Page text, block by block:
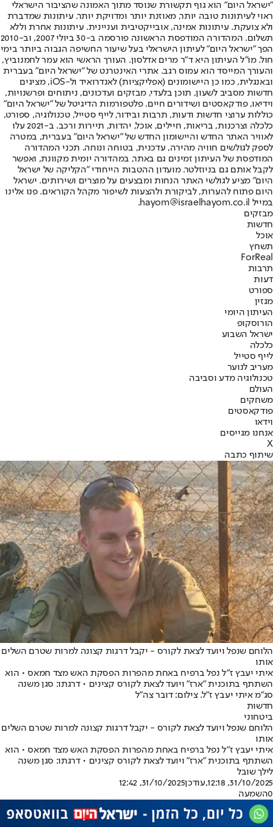
"ישראל היום" הוא גוף תקשורת שנוסד מתוך האמונה שהציבור הישראלי
ראוי לעיתונות טובה יותר, מאוזנת יותר ומדויקת יותר. עיתונות שמדברת
ולא צועקת. עיתונות אמינה, אובייקטיבית ועניינית. עיתונות אחרת וללא
תשלום. המהדורה המודפסת הראשונה פורסמה ב-30 ביולי 2007, וב-2010
הפך "ישראל היום" לעיתון הישראלי בעל שיעור החשיפה הגבוה ביותר בימי
חול. מו"ל העיתון היא ד"ר מרים אדלסון. העורך הראשי הוא עמר לחמנוביץ,
והעורך המייסד הוא עמוס רגב. אתרי האינטרנט של "ישראל היום" בעברית
ובאנגלית, כמו כן היישומונים (אפליקציות) לאנדרואיד ול-iOS, מציגים
חדשות מסביב לשעון, תוכן בלעדי, מבזקים ועדכונים, ניתוחים ופרשנויות,
וידיאו, פודקאסטים ושידורים חיים. פלטפורמות הדיגיטל של "ישראל היום"
כוללות ערוצי חדשות ודעות, תרבות ובידור, לייף סטייל, טכנולוגיה, ספורט,
כלכלה וצרכנות, בריאות, חיילים, אוכל, יהדות, תיירות ורכב. ב-2021 עלו
לאוויר האתר החדש והיישומון החדש של "ישראל היום" בעברית, במטרה
לספק לגולשים חוויה מהירה, עדכנית, בטוחה ונוחה. תכני המהדורה
המודפסת של העיתון זמינים גם באתר, במהדורה יומית מקוונת, ואפשר
לקבל אותם גם בניוזלטר. מועדון ההטבות הייחודי "הקליקה של ישראל
היום" מציע לגולשי האתר הנחות ומבצעים על מוצרים ושירותים. ישראל
היום פתוח להערות, לביקורת ולהצעות לשיפור מקהל הקוראים. פנו אלינו
במייל hayom@israelhayom.co.il.
מבזקים
חדשות
אוכל
תשחץ
ForReal
תרבות
דעות
ספורט
מגזין
העיתון היומי
הורוסקופ
ישראל השבוע
כלכלה
לייף סטייל
מעריב לנוער
טכנולוגיה מדע וסביבה
העולם
משחקים
פודקאסטים
וידאו
אנחנו מגייסים
X
שיתוף כתבה
הלוחם שנפל ויועד לצאת לקורס - יקבל דרגות קצונה למרות שטרם השלים
אותו
איתי יעבץ ז"ל נפל ברפיח באחת מהפרות הפסקת האש מצד חמאס • הוא
השתתף בתוכנית "ארז" ויועד לצאת לקורס קצינים • דרגתו: סגן משנה
סג"מ איתי יעבץ ז"ל. צילום: דובר צה"ל
חדשות
ביטחוני
הלוחם שנפל ויועד לצאת לקורס - יקבל דרגות קצונה למרות שטרם השלים
אותו
איתי יעבץ ז"ל נפל ברפיח באחת מהפרות הפסקת האש מצד חמאס • הוא
השתתף בתוכנית "ארז" ויועד לצאת לקורס קצינים • דרגתו: סגן משנה
לילך שובל
31/10/2025, 12:18
,עודכן31/10/2025, 12:42
0השמעה